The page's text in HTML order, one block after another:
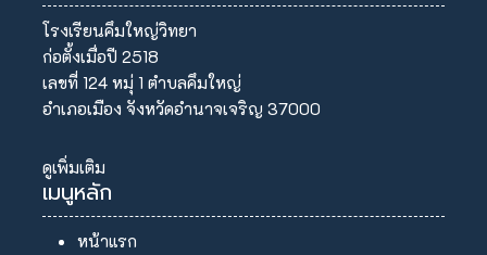
โรงเรียนคึมใหญ่วิทยา
ก่อตั้งเมื่อปี 2518
เลขที่ 124 หมุ่ 1 ตำบลคึมใหญ่
อำเภอเมือง จังหวัดอำนาจเจริญ 37000
ดูเพิ่มเติม
เมนูหลัก
หน้าแรก